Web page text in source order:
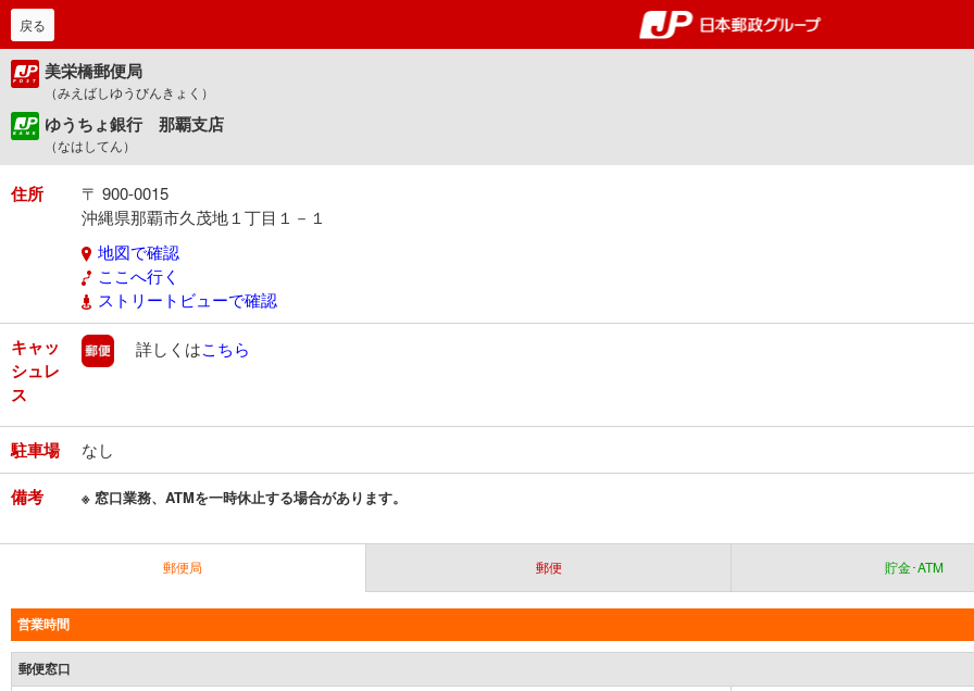
郵便局・日本郵政グルー
戻る
美栄橋郵便局
（みえばしゆうびんきょく）
ゆうちょ銀行 那覇支店
（なはしてん）
住所
〒 900-0015
沖縄県那覇市久茂地１丁目１－１
地図で確認
ここへ行く
ストリートビューで確認
キャッ
シュレ
ス
郵便
詳しくはこちら
駐車場 なし
備考 ※ 窓口業務、ATMを一時休止する場合があります。
郵便局 郵便 貯金･ATM
営業時間
郵便窓口